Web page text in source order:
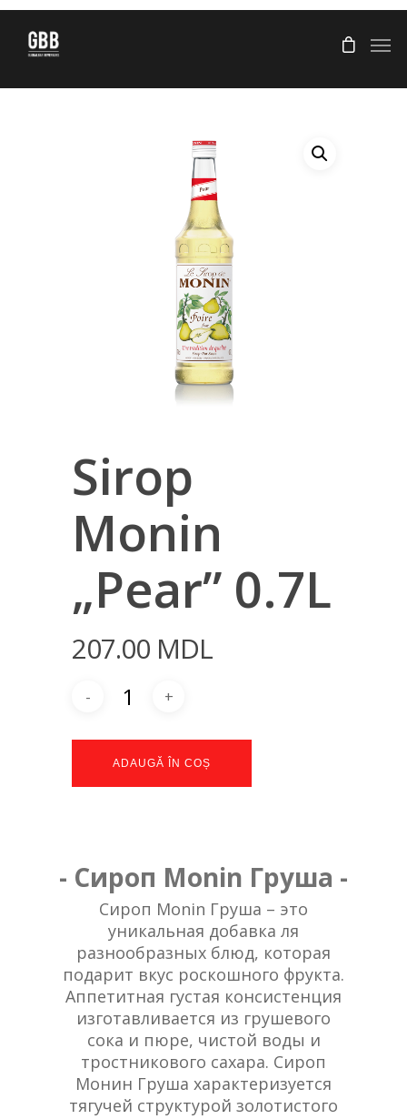
Sirop
Monin
„Pear” 0.7L
207.00 MDL
ADAUGĂ ÎN COȘ
- Сироп Monin Груша -
Сироп Monin Груша – это
уникальная добавка ля
разнообразных блюд, которая
подарит вкус роскошного фрукта.
Аппетитная густая консистенция
изготавливается из грушевого
сока и пюре, чистой воды и
тростникового сахара. Сироп
Монин Груша характеризуется
тягучей структурой золотистого